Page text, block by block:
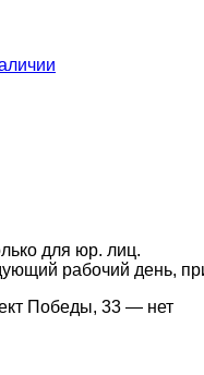
для юр. лиц.
рабочий день,
Победы, 33 — нет